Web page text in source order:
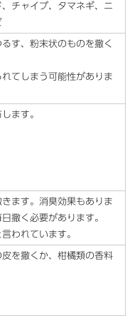
チャイブ、タマネギ、ニ
す、粉末状のものを撒く
てしまう可能性がありま
ます。
ます。消臭効果もありま
撒く必要があります。
われています。
を撒くか、柑橘類の香料